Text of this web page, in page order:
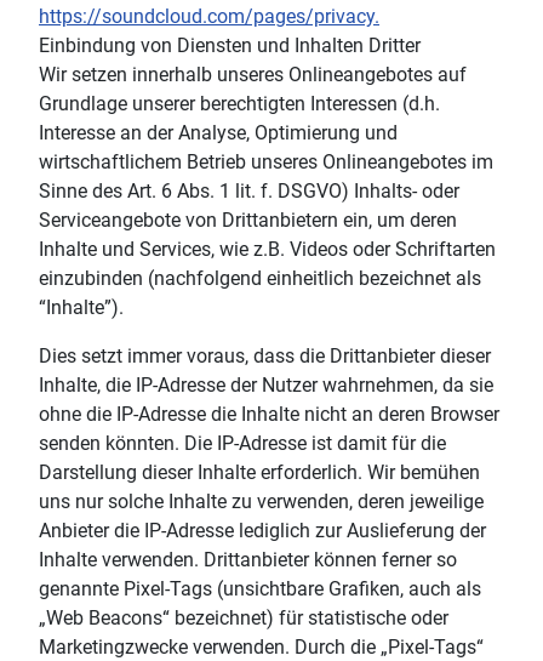
https://soundcloud.com/pages/privacy.
Einbindung von Diensten und Inhalten Dritter
Wir setzen innerhalb unseres Onlineangebotes auf
Grundlage unserer berechtigten Interessen (d.h.
Interesse an der Analyse, Optimierung und
wirtschaftlichem Betrieb unseres Onlineangebotes im
Sinne des Art. 6 Abs. 1 lit. f. DSGVO) Inhalts- oder
Serviceangebote von Drittanbietern ein, um deren
Inhalte und Services, wie z.B. Videos oder Schriftarten
einzubinden (nachfolgend einheitlich bezeichnet als
“Inhalte”).
Dies setzt immer voraus, dass die Drittanbieter dieser
Inhalte, die IP-Adresse der Nutzer wahrnehmen, da sie
ohne die IP-Adresse die Inhalte nicht an deren Browser
senden könnten. Die IP-Adresse ist damit für die
Darstellung dieser Inhalte erforderlich. Wir bemühen
uns nur solche Inhalte zu verwenden, deren jeweilige
Anbieter die IP-Adresse lediglich zur Auslieferung der
Inhalte verwenden. Drittanbieter können ferner so
genannte Pixel-Tags (unsichtbare Grafiken, auch als
„Web Beacons“ bezeichnet) für statistische oder
Marketingzwecke verwenden. Durch die „Pixel-Tags“